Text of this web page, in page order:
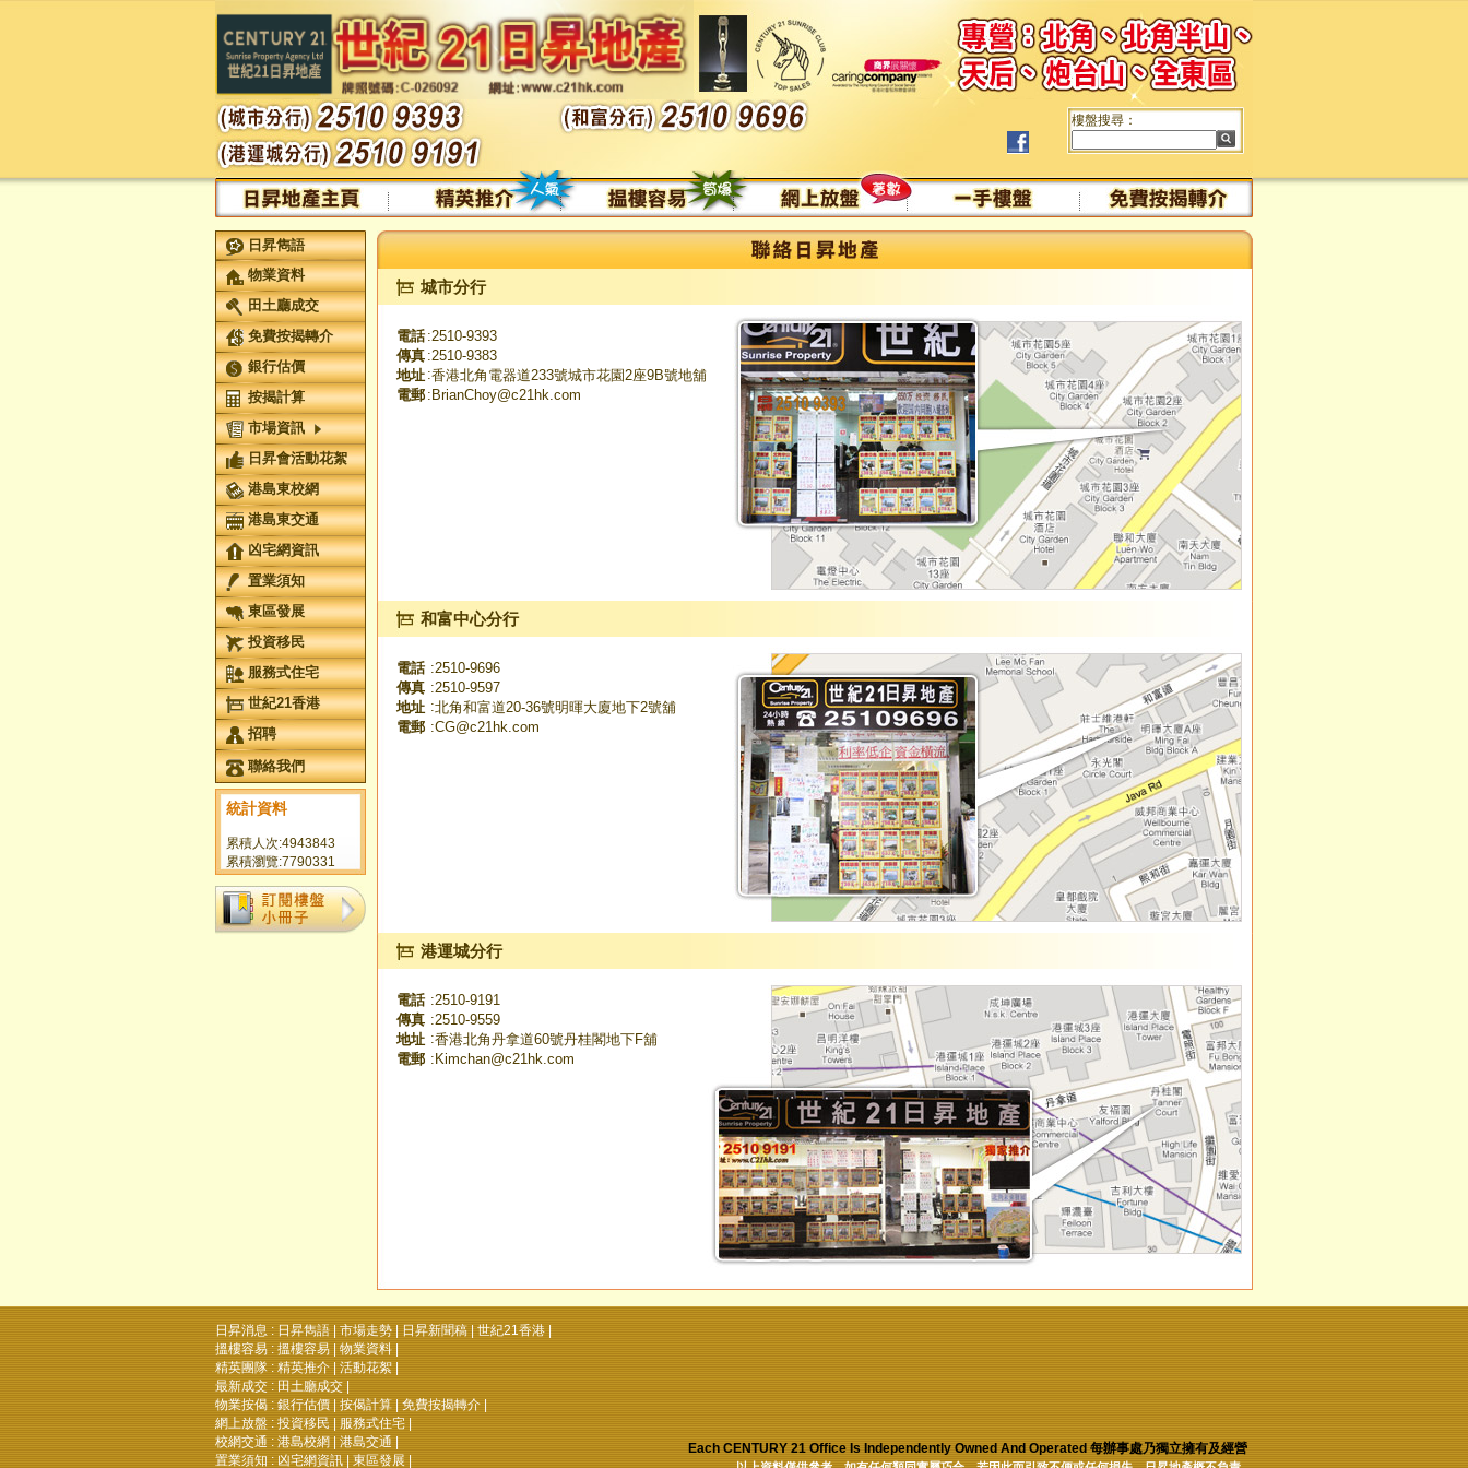
樓盤搜尋：
日昇雋語
物業資料
田土廳成交
免費按揭轉介
銀行估價
按揭計算
市場資訊
日昇會活動花絮
港島東校網
港島東交通
凶宅網資訊
置業須知
東區發展
投資移民
服務式住宅
世紀21香港
招聘
聯絡我們
統計資料
累積人次:4943843
累積瀏覽:7790331
城市分行
電話 :2510-9393
傳真 :2510-9383
地址 :香港北角電器道233號城市花園2座9B號地舖
電郵 : BrianChoy@c21hk.com
和富中心分行
電話 :2510-9696
傳真 :2510-9597
地址 :北角和富道20-36號明暉大廈地下2號舖
電郵 :CG@c21hk.com
港運城分行
電話 :2510-9191
傳真 :2510-9559
地址 :香港北角丹拿道60號丹桂閣地下F舖
電郵 : Kimchan@c21hk.com
日昇消息 : 日昇雋語 市場走勢 日昇新聞稿 世紀21香港
搵樓容易 : 搵樓容易 物業資料
精英團隊 : 精英推介 活動花絮
最新成交 : 田土廳成交
物業按偈 : 銀行估價 按偈計算 免費按揭轉介
網上放盤 : 投資移民 服務式住宅
校網交通 : 港島校網 港島交通
置業須知 : 凶宅網資訊 東區發展
Each CENTURY 21 Office Is Independently Owned And Operated 每辦事處乃獨立擁有及經營